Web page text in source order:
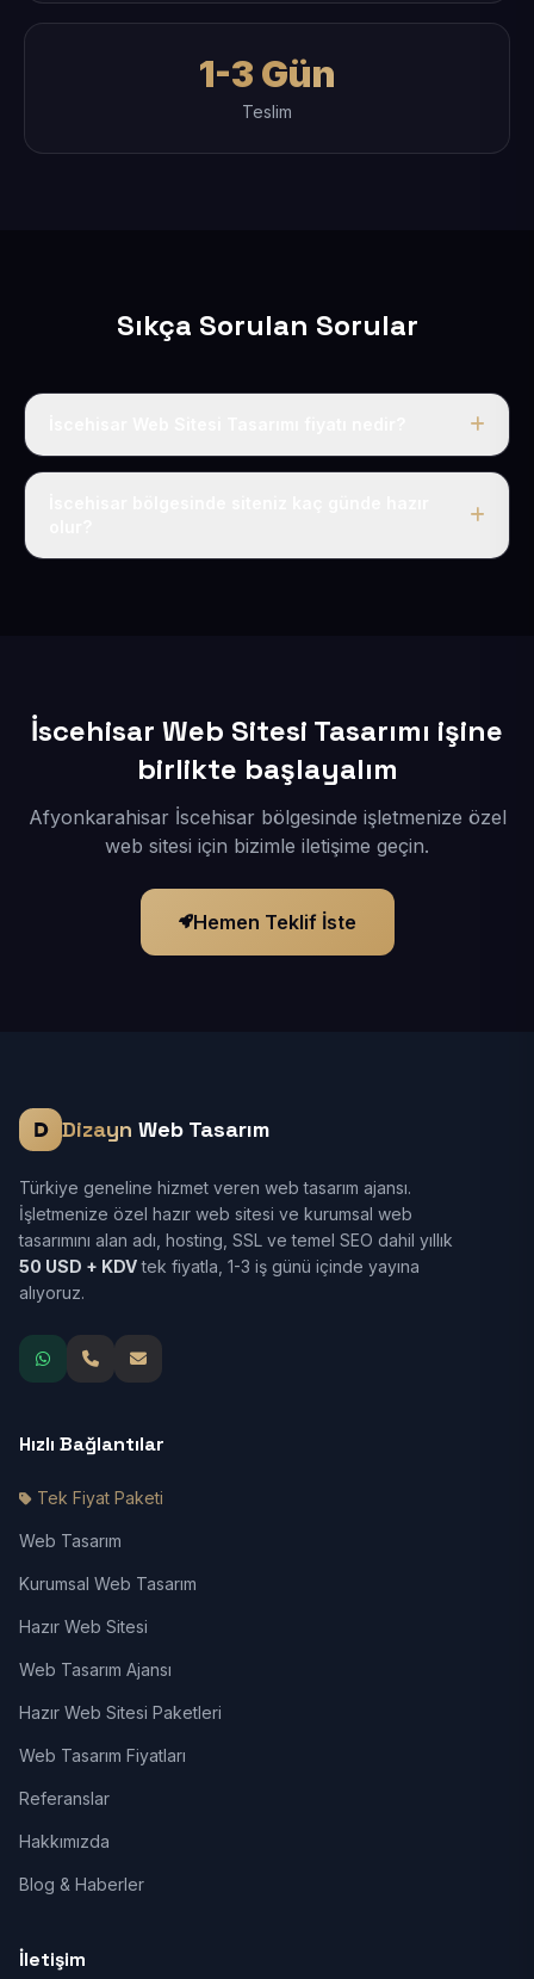
1-3 Gün
Teslim
Sıkça Sorulan Sorular
Tek fiyat uygulanır: yıllık 50 USD + KDV. Bu bedele alan
İscehisar Web Sitesi Tasarımı işine
birlikte başlayalım
Afyonkarahisar İscehisar bölgesinde işletmenize özel
web sitesi için bizimle iletişime geçin.
Hemen Teklif İste
Dizayn Web Tasarım
Türkiye geneline hizmet veren web tasarım ajansı.
İşletmenize özel hazır web sitesi ve kurumsal web
tasarımını alan adı, hosting, SSL ve temel SEO dahil yıllık
50 USD + KDVtek fiyatla, 1-3 iş günü içinde yayına
alıyoruz.
Hızlı Bağlantılar
Tek Fiyat Paketi
Web Tasarım
Kurumsal Web Tasarım
Hazır Web Sitesi
Web Tasarım Ajansı
Hazır Web Sitesi Paketleri
Web Tasarım Fiyatları
Referanslar
Hakkımızda
Blog & Haberler
İletişim